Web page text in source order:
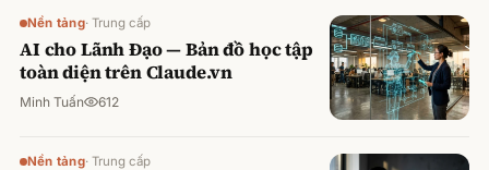
Nền tảng· Trung cấp
AI cho Lãnh Đạo — Bản đồ học tập
toàn diện trên Claude.vn
Minh Tuấn 612
Nền tảng· Trung cấp